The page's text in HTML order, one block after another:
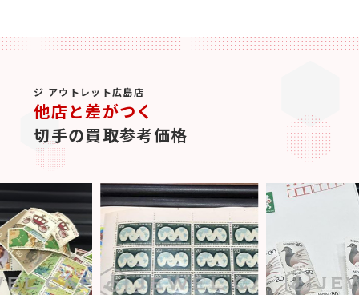
ジ アウトレット広島店
他店と差がつく
切手の買取参考価格